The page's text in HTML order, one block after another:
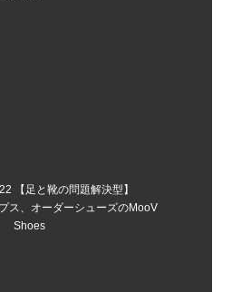
【足と靴の問題解決型】
ス、オーダーシューズのMooV
Shoes